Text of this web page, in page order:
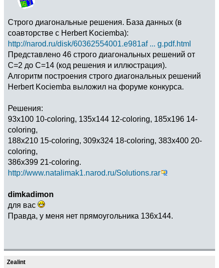
Строго диагональные решения. База данных (в
соавторстве с Herbert Kociemba):
http://narod.ru/disk/60362554001.e981af ... g.pdf.html
Представлено 46 строго диагональных решений от
С=2 до С=14 (код решения и иллюстрация).
Алгоритм построения строго диагональных решений
Herbert Kociemba выложил на форуме конкурса.
Решения:
93x100 10-coloring, 135x144 12-coloring, 185x196 14-
coloring,
188x210 15-coloring, 309x324 18-coloring, 383x400 20-
coloring,
386x399 21-coloring.
http://www.natalimak1.narod.ru/Solutions.rar
dimkadimon
для вас
Правда, у меня нет прямоугольника 136х144.
Zealint